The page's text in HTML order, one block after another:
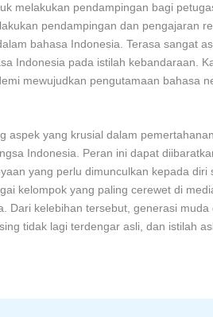
melakukan pendampingan bagi
pendampingan dan pengajaran
bahasa Indonesia. Terasa sangat
Indonesia pada istilah kebandaraan.
mewujudkan pengutamaan bahasa
yang krusial dalam
Indonesia. Peran ini dapat
yang perlu dimunculkan kepada
kelompok yang paling cerewet di
Dari kelebihan tersebut, generasi
tidak lagi terdengar asli, dan istilah